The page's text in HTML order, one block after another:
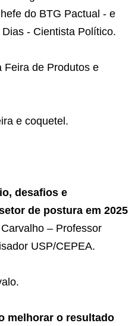
do BTG Pactual - e
- Cientista Político.
Feira de Produtos e
e coquetel.
desafios e
de postura em 2025
– Professor
USP/CEPEA.
melhorar o resultado